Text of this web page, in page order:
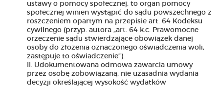
ustawy o pomocy społecznej, to organ pomocy
społecznej winien wystąpić do sądu powszechnego z
roszczeniem opartym na przepisie art. 64 Kodeksu
cywilnego (przyp. autora „art. 64 k.c. Prawomocne
orzeczenie sądu stwierdzające obowiązek danej
osoby do złożenia oznaczonego oświadczenia woli,
zastępuje to oświadczenie”).
Udokumentowana odmowa zawarcia umowy
przez osobę zobowiązaną, nie uzasadnia wydania
decyzji określającej wysokość wydatków